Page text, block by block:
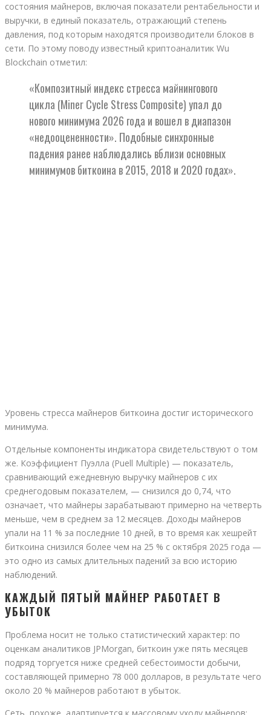
состояния майнеров, включая показатели рентабельности и
выручки, в единый показатель, отражающий степень
давления, под которым находятся производители блоков в
сети. По этому поводу известный криптоаналитик Wu
Blockchain отметил:
«Композитный индекс стресса майнингового
цикла (Miner Cycle Stress Composite) упал до
нового минимума 2026 года и вошел в диапазон
«недооцененности». Подобные синхронные
падения ранее наблюдались вблизи основных
минимумов биткоина в 2015, 2018 и 2020 годах».
Уровень стресса майнеров биткоина достиг исторического
минимума.
Отдельные компоненты индикатора свидетельствуют о том
же. Коэффициент Пуэлла (Puell Multiple) — показатель,
сравнивающий ежедневную выручку майнеров с их
среднегодовым показателем, — снизился до 0,74, что
означает, что майнеры зарабатывают примерно на четверть
меньше, чем в среднем за 12 месяцев. Доходы майнеров
упали на 11 % за последние 10 дней, в то время как хешрейт
биткоина снизился более чем на 25 % с октября 2025 года —
это одно из самых длительных падений за всю историю
наблюдений.
КАЖДЫЙ ПЯТЫЙ МАЙНЕР РАБОТАЕТ В
УБЫТОК
Проблема носит не только статистический характер: по
оценкам аналитиков JPMorgan, биткоин уже пять месяцев
подряд торгуется ниже средней себестоимости добычи,
составляющей примерно 78 000 долларов, в результате чего
около 20 % майнеров работают в убыток.